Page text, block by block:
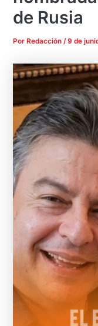
de Rusia
Por Redacción/9 de